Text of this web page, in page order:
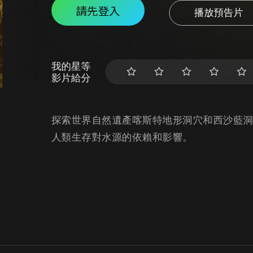
請先登入 播放預告片
我的星等
影片給分
探索世界自然遺產喀斯特地形洞穴和西沙藍
人類生存對水源的依賴和影響。